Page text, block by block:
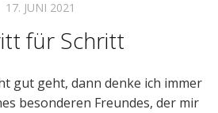
17. JUNI 2021
für Schritt
gut geht, dann denke ich immer
besonderen Freundes, der mir